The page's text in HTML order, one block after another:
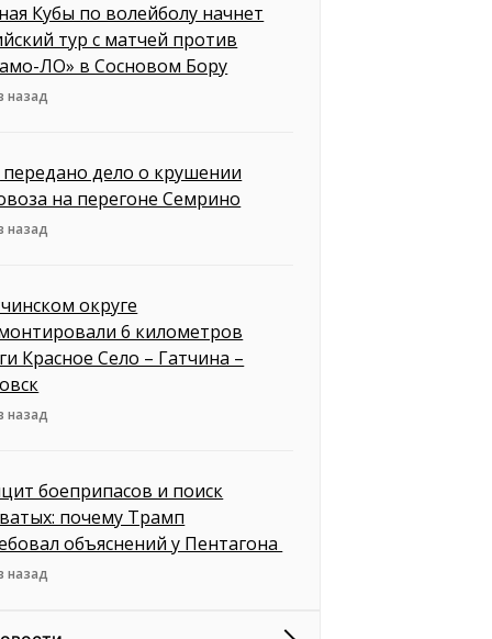
Кубы по волейболу начнет
тур с матчей против
ЛО» в Сосновом Бору
назад
передано дело о крушении
на перегоне Семрино
назад
округе
6 километров
Красное Село – Гатчина –
назад
боеприпасов и поиск
почему Трамп
объяснений у Пентагона
назад